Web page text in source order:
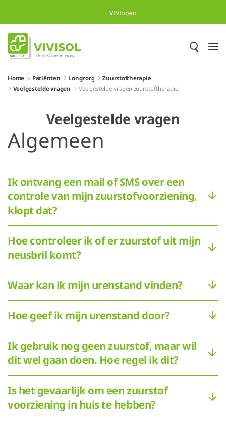
Overslaan en naar hoofdinhoud gaan
VIVIopen
Home Patiënten Longzorg
Zuurstoftherapie
Veelgestelde vragen
Veelgestelde vragen zuurstoftherapie
Veelgestelde vragen
Algemeen
Ik ontvang een mail of SMS over een
controle van mijn zuurstofvoorziening,
klopt dat?
Hoe controleer ik of er zuurstof uit mijn
neusbril komt?
Waar kan ik mijn urenstand vinden?
Hoe geef ik mijn urenstand door?
Ik gebruik nog geen zuurstof, maar wil
dit wel gaan doen. Hoe regel ik dit?
Is het gevaarlijk om een zuurstof
voorziening in huis te hebben?